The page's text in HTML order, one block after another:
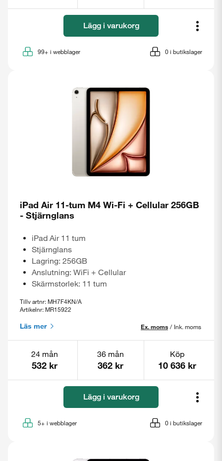
Lägg i varukorg
99+ i webblager 0 i butikslager
iPad Air 11-tum M4 Wi-Fi + Cellular 256GB
- Stjärnglans
iPad Air 11 tum
Stjärnglans
Lagring: 256GB
Anslutning: WiFi + Cellular
Skärmstorlek: 11 tum
Tillv artnr: MH7F4KN/A
Artikelnr: MR15922
Läs mer Ex. moms / Ink. moms
24 mån
532 kr
36 mån
362 kr
Köp
10 636 kr
Lägg i varukorg
5+ i webblager 0 i butikslager